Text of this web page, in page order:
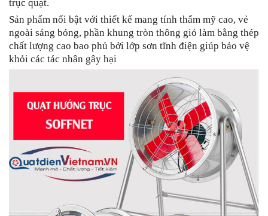
trục quạt.
Sản phẩm nổi bật với thiết kế mang tính thẩm mỹ cao, vẻ
ngoài sáng bóng, phần khung tròn thông gió làm bằng thép
chất lượng cao bao phủ bởi lớp sơn tĩnh điện giúp bảo vệ
khỏi các tác nhân gây hại